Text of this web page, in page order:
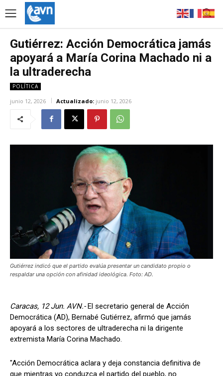
Gutiérrez: Acción Democrática jamás
apoyará a María Corina Machado ni a
la ultraderecha
POLÍTICA
junio 12, 2026 Actualizado: junio 12, 2026
Gutiérrez indicó que el partido evalúa presentar un candidato propio o
respaldar una opción con afinidad ideológica. Foto: AD.
Caracas, 12 Jun. AVN.-El secretario general de Acción
Democrática (AD), Bernabé Gutiérrez, afirmó que jamás
apoyará a los sectores de ultraderecha ni la dirigente
extremista María Corina Machado.
"Acción Democrática aclara y deja constancia definitiva de
que mientras yo conduzca el partido del pueblo, no